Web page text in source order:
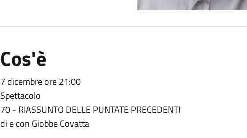
Cos'è
7 dicembre ore 21:00
Spettacolo
70 - RIASSUNTO DELLE PUNTATE PRECEDENTI
di e con Giobbe Covatta